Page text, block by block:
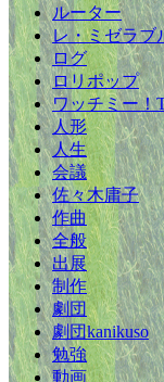
ルーター
レ・ミゼラブ
ログ
ロリポップ
ワッチミー！
人形
人生
会議
佐々木庸子
作曲
全般
出展
制作
劇団
劇団kanikuso
勉強
動画